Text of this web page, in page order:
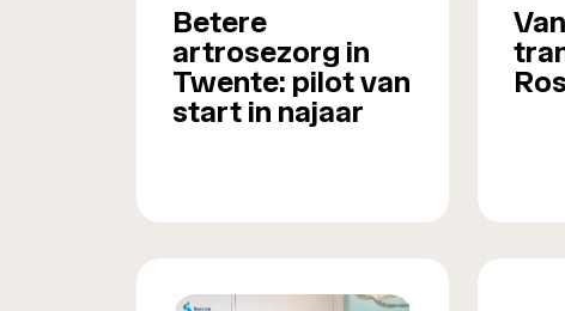
Betere
artrosezorg in
Twente: pilot van
start in najaar